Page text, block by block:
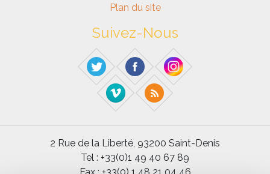
Plan du site
Suivez-Nous
2 Rue de la Liberté, 93200 Saint-Denis
Tel : +33(0)1 49 40 67 89